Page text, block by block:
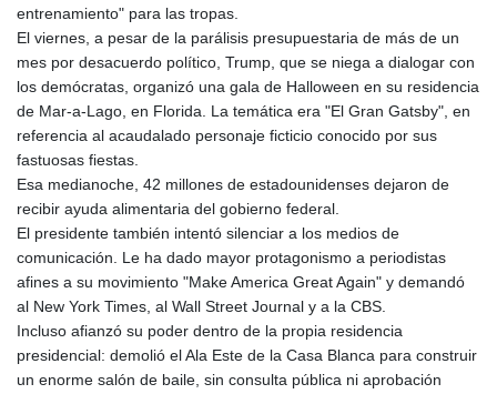
103461.84386
LKR 387.534794
LRD 208.545127
LSL 18.770139
LTL 3.411914
LYD 7.349191
MAD 10.76839
MDL 20.09139
MGA
4930.319798
MKD 61.67427
MMK
2426.049949
MNT
entrenamiento" para las tropas.
El viernes, a pesar de la parálisis presupuestaria de más de un
mes por desacuerdo político, Trump, que se niega a dialogar con
los demócratas, organizó una gala de Halloween en su residencia
de Mar-a-Lago, en Florida. La temática era "El Gran Gatsby", en
referencia al acaudalado personaje ficticio conocido por sus
fastuosas fiestas.
Esa medianoche, 42 millones de estadounidenses dejaron de
recibir ayuda alimentaria del gobierno federal.
El presidente también intentó silenciar a los medios de
comunicación. Le ha dado mayor protagonismo a periodistas
afines a su movimiento "Make America Great Again" y demandó
al New York Times, al Wall Street Journal y a la CBS.
Incluso afianzó su poder dentro de la propia residencia
presidencial: demolió el Ala Este de la Casa Blanca para construir
un enorme salón de baile, sin consulta pública ni aprobación